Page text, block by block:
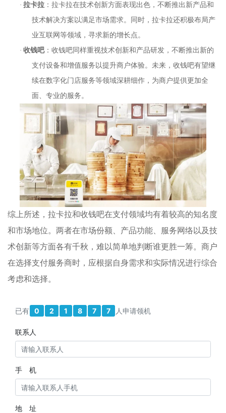
· 拉卡拉 ：拉卡拉在技术创新方面表现出色，不断推出新产品和
技术解决方案以满足市场需求。同时，拉卡拉还积极布局产
业互联网等领域，寻求新的增长点。
· 收钱吧：收钱吧同样重视技术创新和产品研发，不断推出新的
支付设备和增值服务以提升商户体验。未来，收钱吧有望继
续在数字化门店服务等领域深耕细作，为商户提供更加全
面、专业的服务。
综上所述，拉卡拉和收钱吧在支付领域均有着较高的知名度
和市场地位。两者在市场份额、产品功能、服务网络以及技
术创新等方面各有千秋，难以简单地判断谁更胜一筹。商户
在选择支付服务商时，应根据自身需求和实际情况进行综合
考虑和选择。
已有 0 2 1 8 7 7 人申请领机
联系人
手 机
地 址